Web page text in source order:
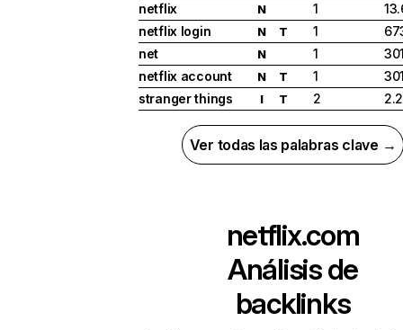
netflix
N 1
netflix login
N T 1
net
N 1
netflix account
N T 1
stranger things
I T 2
Ver todas las palabras clave →
netflix.com
Análisis de
backlinks